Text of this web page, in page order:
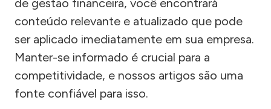
de gestão financeira, você encontrará
conteúdo relevante e atualizado que pode
ser aplicado imediatamente em sua empresa.
Manter-se informado é crucial para a
competitividade, e nossos artigos são uma
fonte confiável para isso.